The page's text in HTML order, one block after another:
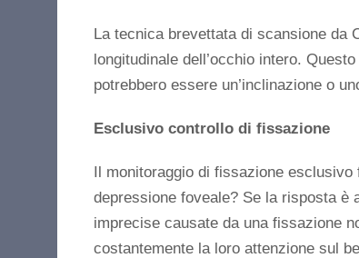
La tecnica brevettata di scansione da
longitudinale dell’occhio intero.
potrebbero essere un’inclinazione o
Esclusivo controllo di fissazione
Il monitoraggio di fissazione
depressione foveale? Se la risposta è
imprecise causate da una fissazione
costantemente la loro attenzione sul